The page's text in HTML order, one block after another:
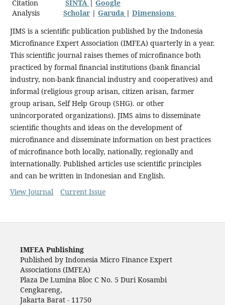
Citation
Analysis
SINTA | Google
Scholar| Garuda | Dimensions
JIMS is a scientific publication published by the Indonesia
Microfinance Expert Association (IMFEA) quarterly in a year.
This scientific journal raises themes of microfinance both
practiced by formal financial institutions (bank financial
industry, non-bank financial industry and cooperatives) and
informal (religious group arisan, citizen arisan, farmer
group arisan, Self Help Group (SHG). or other
unincorporated organizations). JIMS aims to disseminate
scientific thoughts and ideas on the development of
microfinance and disseminate information on best practices
of microfinance both locally, nationally, regionally and
internationally. Published articles use scientific principles
and can be written in Indonesian and English.
View Journal
Current Issue
IMFEA Publishing
Published by Indonesia Micro Finance Expert
Associations (IMFEA)
Plaza De Lumina Bloc C No. 5 Duri Kosambi
Cengkareng,
Jakarta Barat - 11750